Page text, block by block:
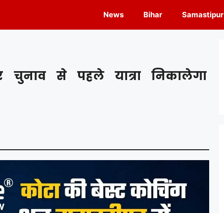
News Bihar Samastipur
चुनाव से पहले यात्रा निकालेगा